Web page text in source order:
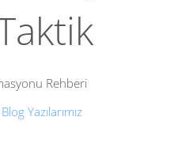
Rehberi
Blog Yazılarımız